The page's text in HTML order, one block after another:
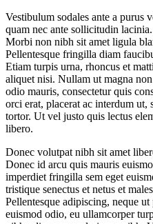
Vestibulum sodales ante a purus
quam nec ante sollicitudin
Morbi non nibh sit amet ligula
Pellentesque fringilla diam
Etiam turpis urna, rhoncus et
aliquet nisi. Nullam ut magna
odio mauris, consectetur quis
orci erat, placerat ac interdum
tortor. Ut vel justo quis lectus
libero.
Donec volutpat nibh sit amet
Donec id arcu quis mauris
imperdiet fringilla sem eget
tristique senectus et netus et
Pellentesque adipiscing, neque
euismod odio, eu ullamcorper